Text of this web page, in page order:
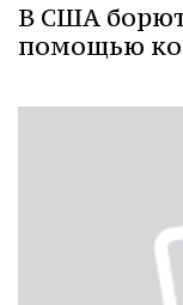
В США
помощью